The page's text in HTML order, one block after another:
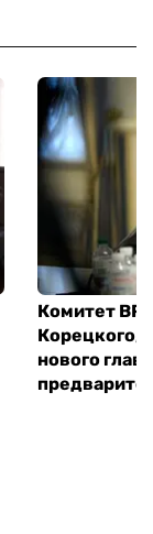
Комитет ВР
Корецкого,
нового